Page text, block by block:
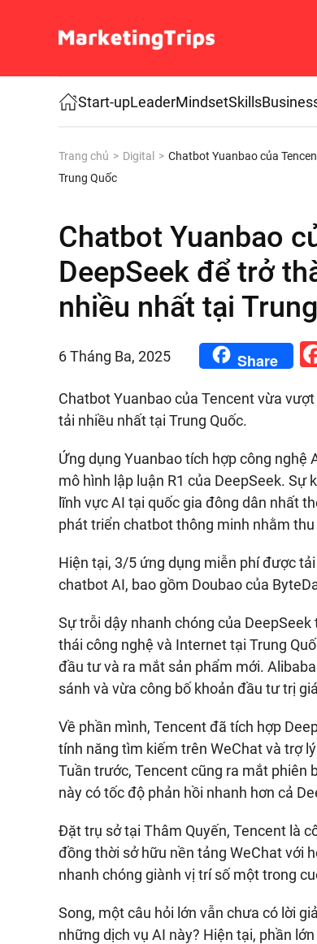
Skip to main content
Start-upLeaderMindsetSkills
Trang chủ Digital
Chatbot Yuanbao của
Trung Quốc
Chatbot Yuanbao
DeepSeek để trở
nhiều nhất tại
6 Tháng Ba, 2025 Share
Chatbot Yuanbao của Tencent vừa
tải nhiều nhất tại Trung Quốc.
Ứng dụng Yuanbao tích hợp công nghệ
mô hình lập luận R1 của DeepSeek.
lĩnh vực AI tại quốc gia đông dân nhất
phát triển chatbot thông minh nhằm
Hiện tại, 3/5 ứng dụng miễn phí được
chatbot AI, bao gồm Doubao của
Sự trỗi dậy nhanh chóng của
thái công nghệ và Internet tại Trung
đầu tư và ra mắt sản phẩm mới.
sánh và vừa công bố khoản đầu tư trị giá
Về phần mình, Tencent đã tích hợp
tính năng tìm kiếm trên WeChat và trợ
Tuần trước, Tencent cũng ra mắt phiên
này có tốc độ phản hồi nhanh hơn cả
Đặt trụ sở tại Thâm Quyến, Tencent là
đồng thời sở hữu nền tảng WeChat với
nhanh chóng giành vị trí số một trong
Song, một câu hỏi lớn vẫn chưa có lời
những dịch vụ AI này? Hiện tại, phần